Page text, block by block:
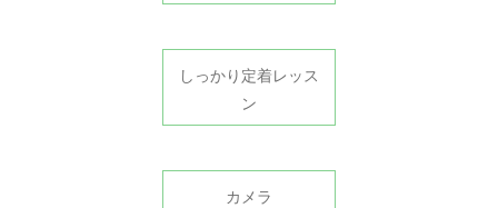
しっかり定着レッス
ン
カメラ